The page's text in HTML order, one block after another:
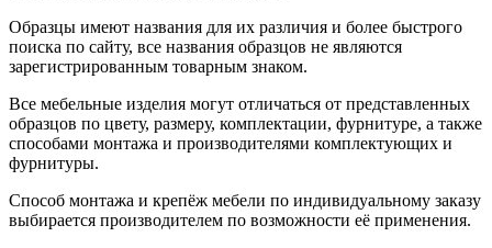
Образцы имеют названия для их различия и более быстрого
поиска по сайту, все названия образцов не являются
зарегистрированным товарным знаком.
Все мебельные изделия могут отличаться от представленных
образцов по цвету, размеру, комплектации, фурнитуре, а также
способами монтажа и производителями комплектующих и
фурнитуры.
Способ монтажа и крепёж мебели по индивидуальному заказу
выбирается производителем по возможности её применения.